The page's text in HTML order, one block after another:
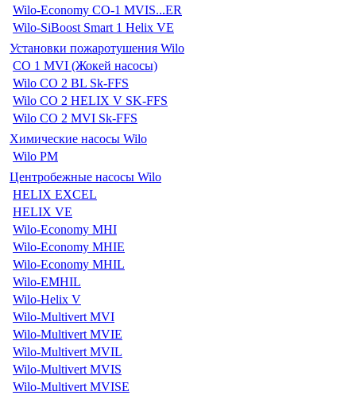
Wilo-Economy CO-1 MVIS...ER
Wilo-SiBoost Smart 1 Helix VE
Установки пожаротушения Wilo
CO 1 MVI (Жокей насосы)
Wilo CO 2 BL Sk-FFS
Wilo CO 2 HELIX V SK-FFS
Wilo CO 2 MVI Sk-FFS
Химические насосы Wilo
Wilo PM
Центробежные насосы Wilo
HELIX EXCEL
HELIX VE
Wilo-Economy MHI
Wilo-Economy MHIE
Wilo-Economy MHIL
Wilo-EMHIL
Wilo-Helix V
Wilo-Multivert MVI
Wilo-Multivert MVIE
Wilo-Multivert MVIL
Wilo-Multivert MVIS
Wilo-Multivert MVISE